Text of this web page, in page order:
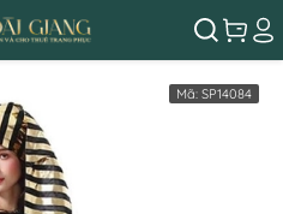
Mã: SP14084